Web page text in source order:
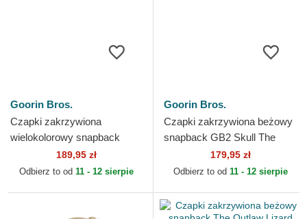
Goorin Bros.
Czapki zakrzywiona
wielokolorowy snapback
Gummy Vicious The Farm
Goorin Bros.
189,95 zł
Odbierz to od 11 - 12 sierpie
Goorin Bros.
Czapki zakrzywiona beżowy
snapback GB2 Skull The
Rocker The Farm Goorin
Bros.
179,95 zł
Odbierz to od 11 - 12 sierpie